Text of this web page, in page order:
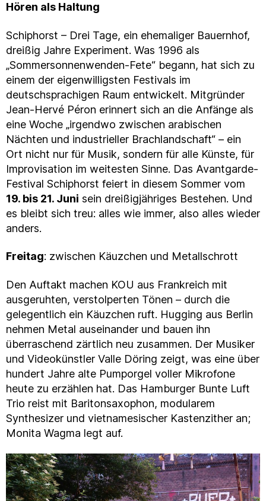
Hören als Haltung
Schiphorst – Drei Tage, ein ehemaliger Bauernhof,
dreißig Jahre Experiment. Was 1996 als
„Sommersonnenwenden-Fete“ begann, hat sich zu
einem der eigenwilligsten Festivals im
deutschsprachigen Raum entwickelt. Mitgründer
Jean-Hervé Péron erinnert sich an die Anfänge als
eine Woche „irgendwo zwischen arabischen
Nächten und industrieller Brachlandschaft“ – ein
Ort nicht nur für Musik, sondern für alle Künste, für
Improvisation im weitesten Sinne. Das Avantgarde-
Festival Schiphorst feiert in diesem Sommer vom
19. bis 21. Juni sein dreißigjähriges Bestehen. Und
es bleibt sich treu: alles wie immer, also alles wieder
anders.
Freitag: zwischen Käuzchen und Metallschrott
Den Auftakt machen KOU aus Frankreich mit
ausgeruhten, verstolperten Tönen – durch die
gelegentlich ein Käuzchen ruft. Hugging aus Berlin
nehmen Metal auseinander und bauen ihn
überraschend zärtlich neu zusammen. Der Musiker
und Videokünstler Valle Döring zeigt, was eine über
hundert Jahre alte Pumporgel voller Mikrofone
heute zu erzählen hat. Das Hamburger Bunte Luft
Trio reist mit Baritonsaxophon, modularem
Synthesizer und vietnamesischer Kastenzither an;
Monita Wagma legt auf.